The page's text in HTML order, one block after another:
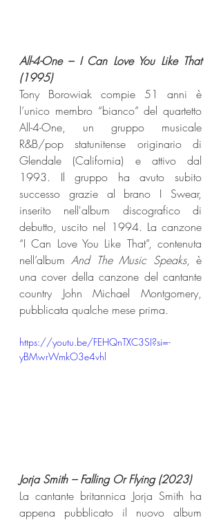
All-4-One – I Can Love You Like That
(1995)
Tony Borowiak compie 51 anni è
l’unico membro “bianco” del quartetto
All-4-One, un gruppo musicale
R&B/pop statunitense originario di
Glendale (California) e attivo dal
1993. Il gruppo ha avuto subito
successo grazie al brano I Swear,
inserito nell'album discografico di
debutto, uscito nel 1994. La canzone
“I Can Love You Like That”, contenuta
nell’album And The Music Speaks, è
una cover della canzone del cantante
country John Michael Montgomery,
pubblicata qualche mese prima.
https://youtu.be/FEHQnTXC3SI?si=-
yBMwrWmkO3e4vhl
Jorja Smith – Falling Or Flying (2023)
La cantante britannica Jorja Smith ha